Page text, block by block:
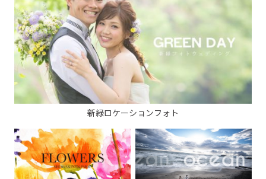
新緑ロケーションフォト